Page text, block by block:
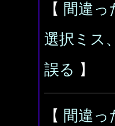
【 間違っ
選択ミス
誤る 】
【 間違っ